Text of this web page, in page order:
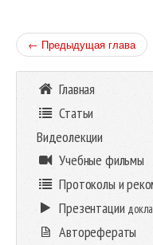
← Предыдущая глава
Главная
Статьи
Видеолекции
Учебные фильмы
Протоколы и
Презентации
Авторефераты